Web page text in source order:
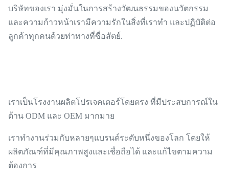
บริษัทของเรา มุ่งมั่นในการสร้างวัฒนธรรมของนวัตกรรม
และความก้าวหน้าเรามีความรักในสิ่งที่เราทํา และปฏิบัติต่อ
ลูกค้าทุกคนด้วยท่าทางที่ซื่อสัตย์.
เราเป็นโรงงานผลิตโปรเจคเตอร์โดยตรง ที่มีประสบการณ์ใน
ด้าน ODM และ OEM มากมาย
เราทํางานร่วมกับหลายๆแบรนด์ระดับหนึ่งของโลก โดยให้
ผลิตภัณฑ์ที่มีคุณภาพสูงและเชื่อถือได้ และแก้ไขตามความ
ต้องการ